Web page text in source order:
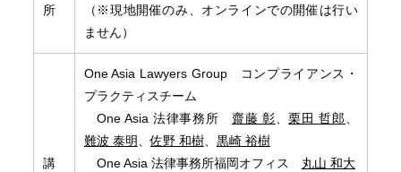
所
（※現地開催のみ、オンラインでの開催は行い
ません）
講
One Asia Lawyers Group コンプライアンス・
プラクティスチーム
One Asia 法律事務所 齋藤 彰、栗田 哲郎、
難波 泰明、佐野 和樹、 黒崎 裕樹
One Asia 法律事務所福岡オフィス 丸山 和大